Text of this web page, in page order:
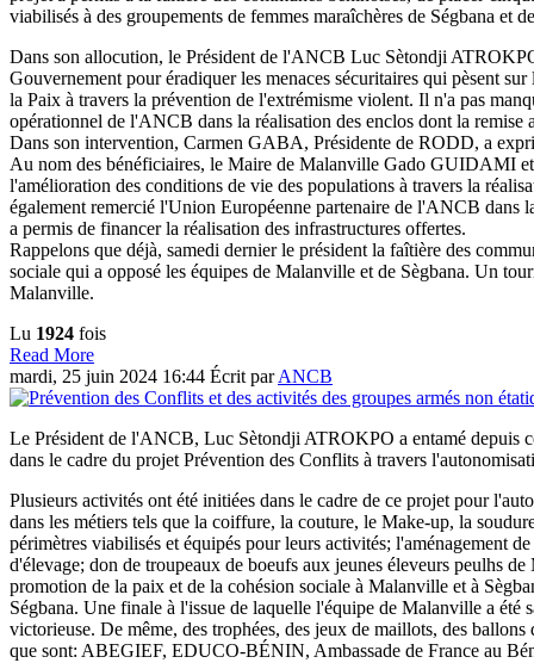
viabilisés à des groupements de femmes maraîchères de Ségbana et
Dans son allocution, le Président de l'ANCB Luc Sètondji
Gouvernement pour éradiquer les menaces sécuritaires qui pèsent
la Paix à travers la prévention de l'extrémisme violent. Il n'a pas
opérationnel de l'ANCB dans la réalisation des enclos dont la remise
Dans son intervention, Carmen GABA, Présidente de RODD, a
Au nom des bénéficiaires, le Maire de Malanville Gado GUIDAMI
l'amélioration des conditions de vie des populations à travers la
également remercié l'Union Européenne partenaire de l'ANCB
a permis de financer la réalisation des infrastructures offertes.
Rappelons que déjà, samedi dernier le président la faîtière des
sociale qui a opposé les équipes de Malanville et de Sègbana. Un
Malanville.
Lu 1924 fois
Read More
mardi, 25 juin 2024 16:44 Écrit parANCB
Le Président de l'ANCB, Luc Sètondji ATROKPO a entamé depuis
dans le cadre du projet Prévention des Conflits à travers
Plusieurs activités ont été initiées dans le cadre de ce projet pour
dans les métiers tels que la coiffure, la couture, le Make-up, la
périmètres viabilisés et équipés pour leurs activités; l'aménagement
d'élevage; don de troupeaux de boeufs aux jeunes éleveurs peulhs
promotion de la paix et de la cohésion sociale à Malanville et à
Ségbana. Une finale à l'issue de laquelle l'équipe de Malanville a
victorieuse. De même, des trophées, des jeux de maillots, des
que sont: ABEGIEF, EDUCO-BÉNIN, Ambassade de France au